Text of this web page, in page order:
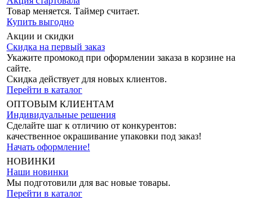
Товар меняется. Таймер считает.
Купить выгодно
Акции и скидки
Скидка на первый заказ
Укажите промокод при оформлении заказа в корзине на
сайте.
Скидка действует для новых клиентов.
Перейти в каталог
ОПТОВЫМ КЛИЕНТАМ
Индивидуальные решения
Сделайте шаг к отличию от конкурентов:
качественное окрашивание упаковки под заказ!
Начать оформление!
НОВИНКИ
Наши новинки
Мы подготовили для вас новые товары.
Перейти в каталог